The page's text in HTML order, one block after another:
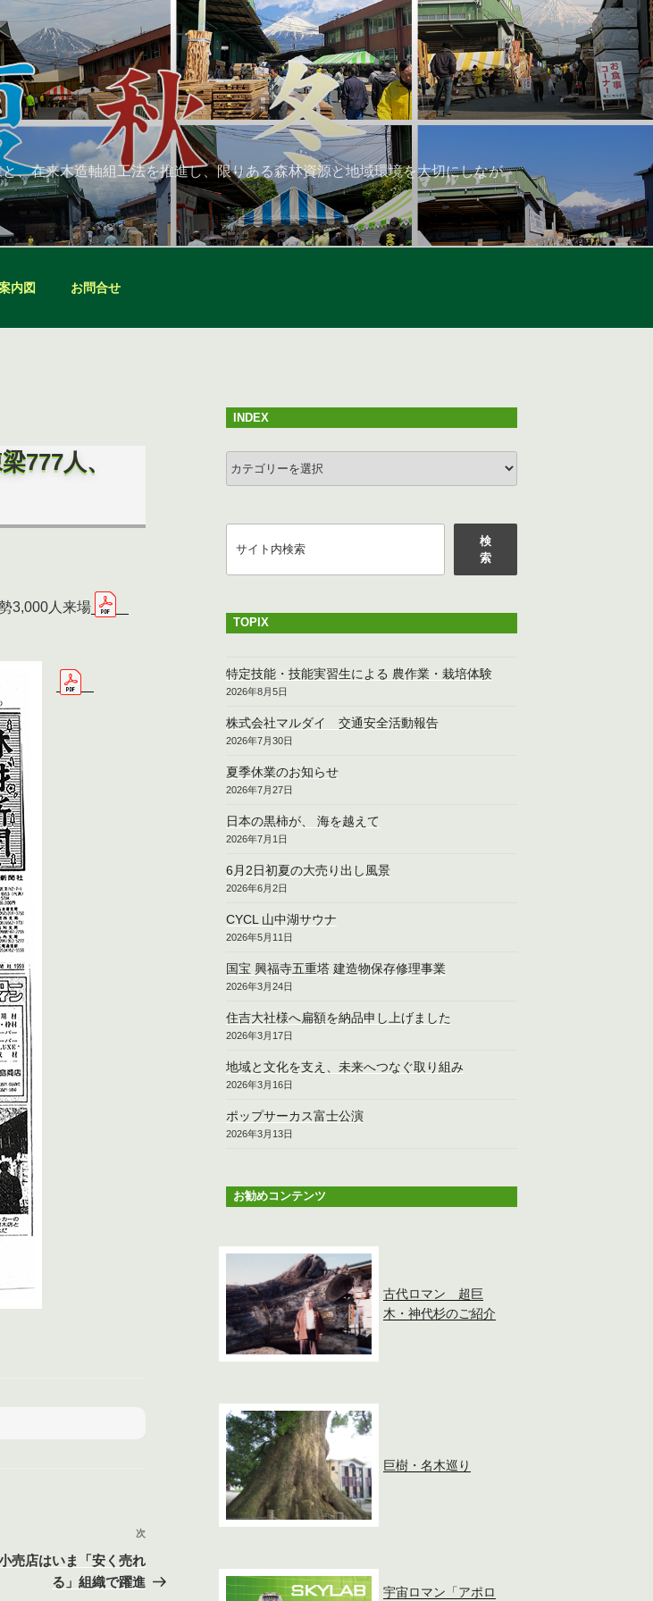
、在来木造軸組工法を推進し、限りある森林資源と地域環境を大切にしなが
内図 お問合せ
777人、
3,000人来場
次
投
次
売店はいま「安く売れ
る」組織で躍進
INDEX
索
検
索
TOPIX
特定技能・技能実習生による 農作業・栽培体験
2026年8月5日
株式会社マルダイ 交通安全活動報告
2026年7月30日
夏季休業のお知らせ
2026年7月27日
日本の黒柿が、 海を越えて
2026年7月1日
6月2日初夏の大売り出し風景
2026年6月2日
CYCL 山中湖サウナ
2026年5月11日
国宝 興福寺五重塔 建造物保存修理事業
2026年3月24日
住吉大社様へ扁額を納品申し上げました
2026年3月17日
地域と文化を支え、未来へつなぐ取り組み
2026年3月16日
ポップサーカス富士公演
2026年3月13日
お勧めコンテンツ
古代ロマン 超巨
木・神代杉のご紹介
巨樹・名木巡り
宇宙ロマン「アポロ